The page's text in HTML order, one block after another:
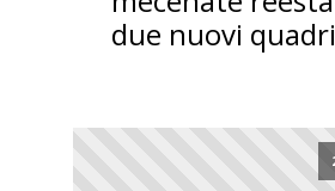
due nuovi